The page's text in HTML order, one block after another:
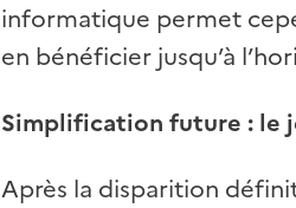
informatique permet
en bénéficier jusqu’à
Simplification future : le
Après la disparition